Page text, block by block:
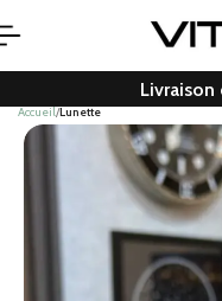
Accueil Lunette